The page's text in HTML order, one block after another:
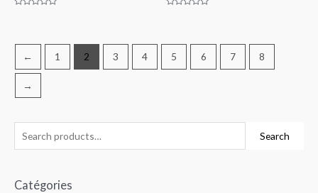
Search
Catégories
5
5
← 1 2 3 4 5 6 7 8
→